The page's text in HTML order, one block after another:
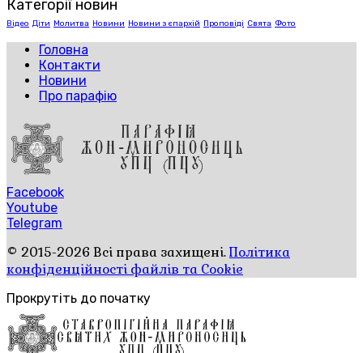
Категорії новин
Відео Діти Молитва Новини Новини з єпархій Проповіді Свята Фото
Головна
Контакти
Новини
Про парафію
Facebook
Youtube
Telegram
© 2015-2026 Всі права захищені.Політика
конфіденційності файлів та Cookie
Прокрутіть до початку